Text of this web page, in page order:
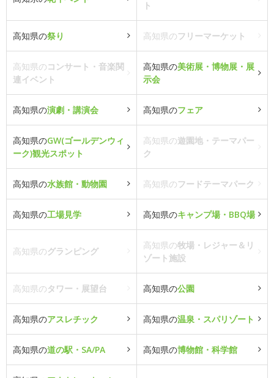
ト
高知県の祭り 高知県のフリーマーケット
高知県のコンサート・音楽関
連イベント
高知県の美術展・博物展・展
示会
高知県の演劇・講演会 高知県のフェア
高知県のGW(ゴールデンウィ
ーク)観光スポット
高知県の遊園地・テーマパー
ク
高知県の水族館・動物園 高知県のフードテーマパーク
高知県の工場見学 高知県のキャンプ場・BBQ場
高知県のグランピング
高知県の牧場・レジャー＆リ
ゾート施設
高知県のタワー・展望台 高知県の公園
高知県のアスレチック 高知県の温泉・スパリゾート
高知県の道の駅・SA/PA 高知県の博物館・科学館